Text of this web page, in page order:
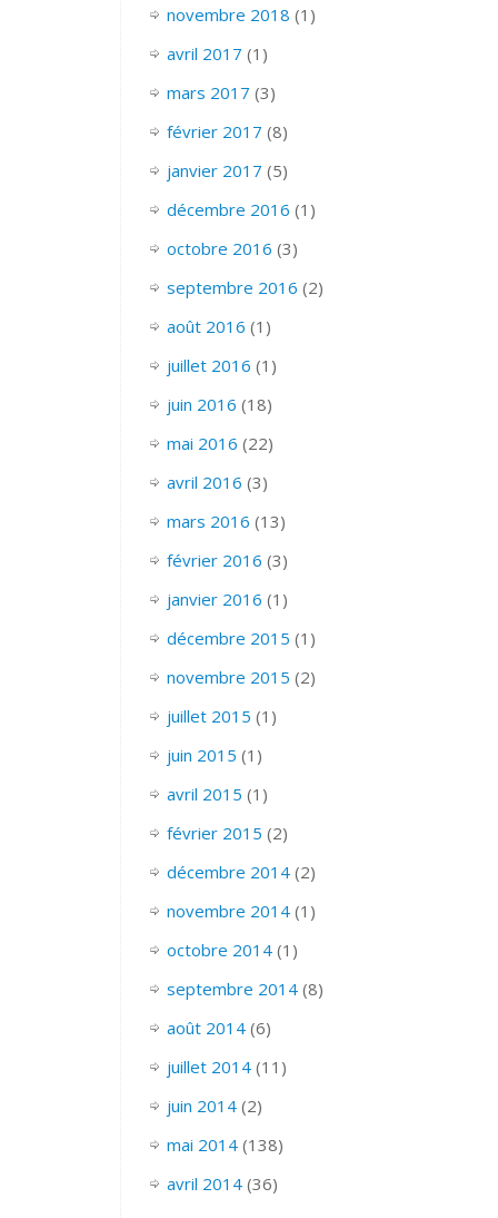
novembre 2018 (1)
avril 2017 (1)
mars 2017 (3)
février 2017 (8)
janvier 2017 (5)
décembre 2016 (1)
octobre 2016 (3)
septembre 2016 (2)
août 2016 (1)
juillet 2016 (1)
juin 2016 (18)
mai 2016 (22)
avril 2016 (3)
mars 2016 (13)
février 2016 (3)
janvier 2016 (1)
décembre 2015 (1)
novembre 2015 (2)
juillet 2015 (1)
juin 2015 (1)
avril 2015 (1)
février 2015 (2)
décembre 2014(2)
novembre 2014(1)
octobre 2014(1)
septembre 2014(8)
août 2014(6)
juillet 2014(11)
juin 2014(2)
mai 2014(138)
avril 2014(36)